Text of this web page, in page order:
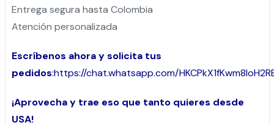
Entrega segura hasta Colombia
Atención personalizada
Escríbenos ahora y solicita tus
pedidos:https://chat.whatsapp.com/
¡Aprovecha y trae eso que tanto quieres desde
USA!